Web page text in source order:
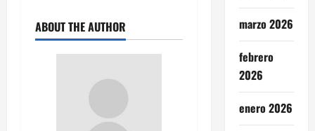
ABOUT THE AUTHOR
marzo 2026
febrero
2026
enero 2026